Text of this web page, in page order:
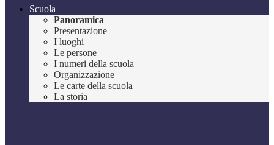
Scuola
Panoramica
Presentazione
I luoghi
Le persone
I numeri della scuola
Organizzazione
Le carte della scuola
La storia